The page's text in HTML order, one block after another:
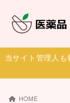
当サイト管理人
HOME